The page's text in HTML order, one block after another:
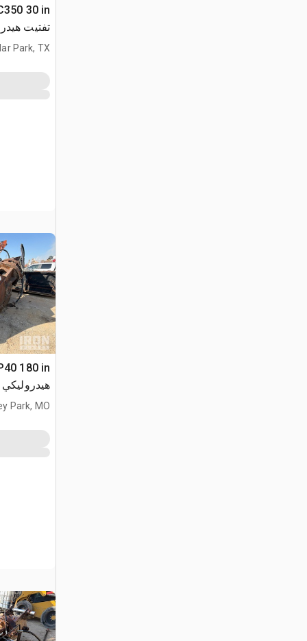
تفتيت
Park, TX
هيدروليكي
Park, MO